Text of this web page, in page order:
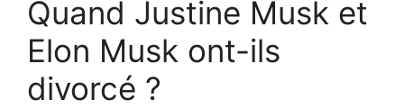
Quand Justine Musk et
Elon Musk ont-ils
divorcé ?